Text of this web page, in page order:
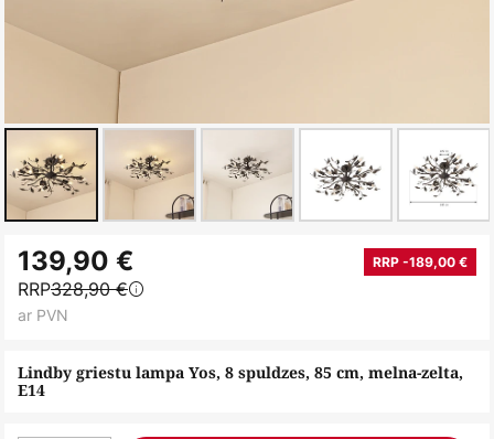
uz
galerijas
sākumu
Lindby griestu lampa Yos, 8 spuldzes, 85 cm, melna-zelta,
E14
139,90 € RRP -189,00 €
RRP328,90 €
ar PVN